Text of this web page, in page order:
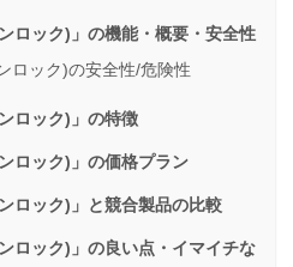
ロック)」の機能・概要・安全性
ロック)の安全性/危険性
ロック)」の特徴
ロック)」の価格プラン
ロック)」と競合製品の比較
ロック)」の良い点・イマイチな